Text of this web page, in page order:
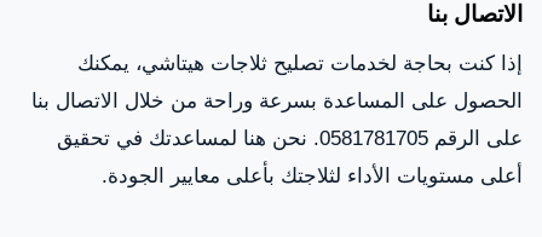
الاتصال بنا
إذا كنت بحاجة لخدمات تصليح ثلاجات هيتاشي، يمكنك
الحصول على المساعدة بسرعة وراحة من خلال الاتصال بنا
على الرقم 0581781705. نحن هنا لمساعدتك في تحقيق
أعلى مستويات الأداء لثلاجتك بأعلى معايير الجودة.